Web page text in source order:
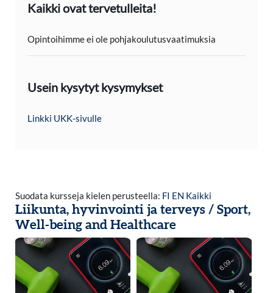
Kaikki ovat tervetulleita!
Opintoihimme ei ole pohjakoulutusvaatimuksia
Usein kysytyt kysymykset
Linkki UKK-sivulle
Suodata kursseja kielen perusteella: FI EN Kaikki
Liikunta, hyvinvointi ja terveys / Sport,
Well-being and Healthcare